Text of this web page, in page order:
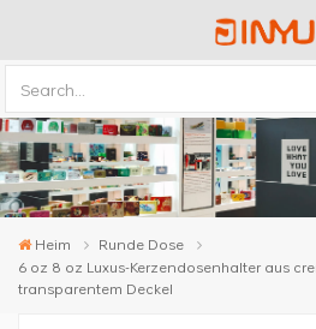
Heim
Runde Dose
6 oz 8 oz Luxus-Kerzendosenhalter aus
transparentem Deckel